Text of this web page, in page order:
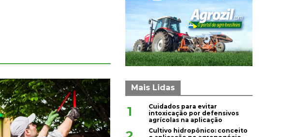
Mais Lidas
1
Cuidados para evitar
intoxicação por defensivos
agrícolas na aplicação
Cultivo hidropônico: conceito